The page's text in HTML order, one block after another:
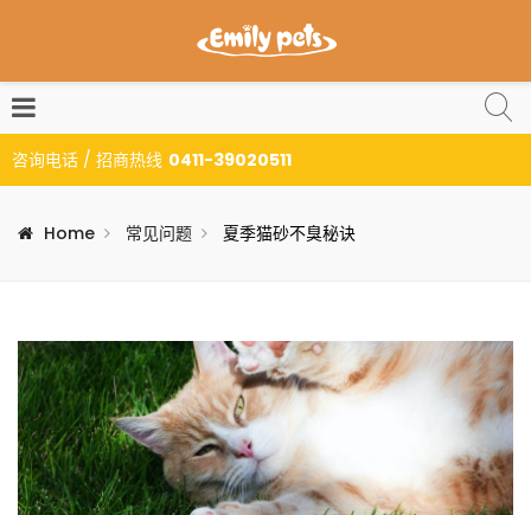
咨询电话 / 招商热线 0411-39020511
Home 常见问题 夏季猫砂不臭秘诀